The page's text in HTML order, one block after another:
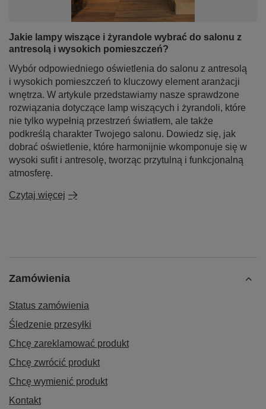
Jakie lampy wiszące i żyrandole wybrać do salonu z
antresolą i wysokich pomieszczeń?
Wybór odpowiedniego oświetlenia do salonu z antresolą
i wysokich pomieszczeń to kluczowy element aranżacji
wnętrza. W artykule przedstawiamy nasze sprawdzone
rozwiązania dotyczące lamp wiszących i żyrandoli, które
nie tylko wypełnią przestrzeń światłem, ale także
podkreślą charakter Twojego salonu. Dowiedz się, jak
dobrać oświetlenie, które harmonijnie wkomponuje się w
wysoki sufit i antresolę, tworząc przytulną i funkcjonalną
atmosferę.
Czytaj więcej
Zamówienia
Status zamówienia
Śledzenie przesyłki
Chcę zareklamować produkt
Chcę zwrócić produkt
Chcę wymienić produkt
Kontakt